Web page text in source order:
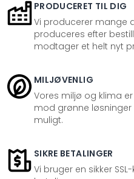
PRODUCERET TIL DIG
Vi producerer mange
produceres efter
modtager et helt nyt
MILJØVENLIG
Vores miljø og klima
mod grønne løsninger
muligt.
SIKRE BETALINGER
Vi bruger en sikker